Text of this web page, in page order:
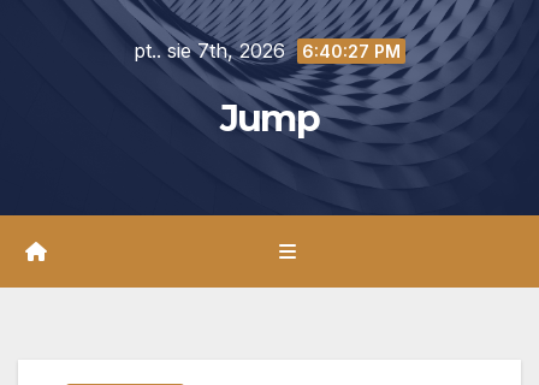
pt.. sie 7th, 2026 6:40:29 PM
Jump